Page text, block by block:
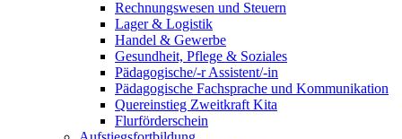
Rechnungswesen und Steuern
Lager & Logistik
Handel & Gewerbe
Gesundheit, Pflege & Soziales
Pädagogische/-r Assistent/-in
Pädagogische Fachsprache und Kommunikation
Quereinstieg Zweitkraft Kita
Flurförderschein